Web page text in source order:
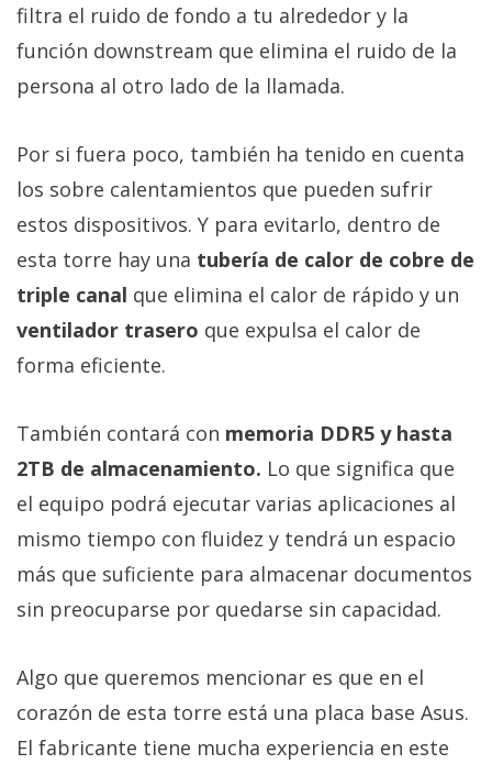
filtra el ruido de fondo a tu alrededor y la
función downstream que elimina el ruido de la
persona al otro lado de la llamada.
Por si fuera poco, también ha tenido en cuenta
los sobre calentamientos que pueden sufrir
estos dispositivos. Y para evitarlo, dentro de
esta torre hay una tubería de calor de cobre de
triple canal que elimina el calor de rápido y un
ventilador trasero que expulsa el calor de
forma eficiente.
También contará con memoria DDR5 y hasta
2TB de almacenamiento. Lo que significa que
el equipo podrá ejecutar varias aplicaciones al
mismo tiempo con fluidez y tendrá un espacio
más que suficiente para almacenar documentos
sin preocuparse por quedarse sin capacidad.
Algo que queremos mencionar es que en el
corazón de esta torre está una placa base Asus.
El fabricante tiene mucha experiencia en este